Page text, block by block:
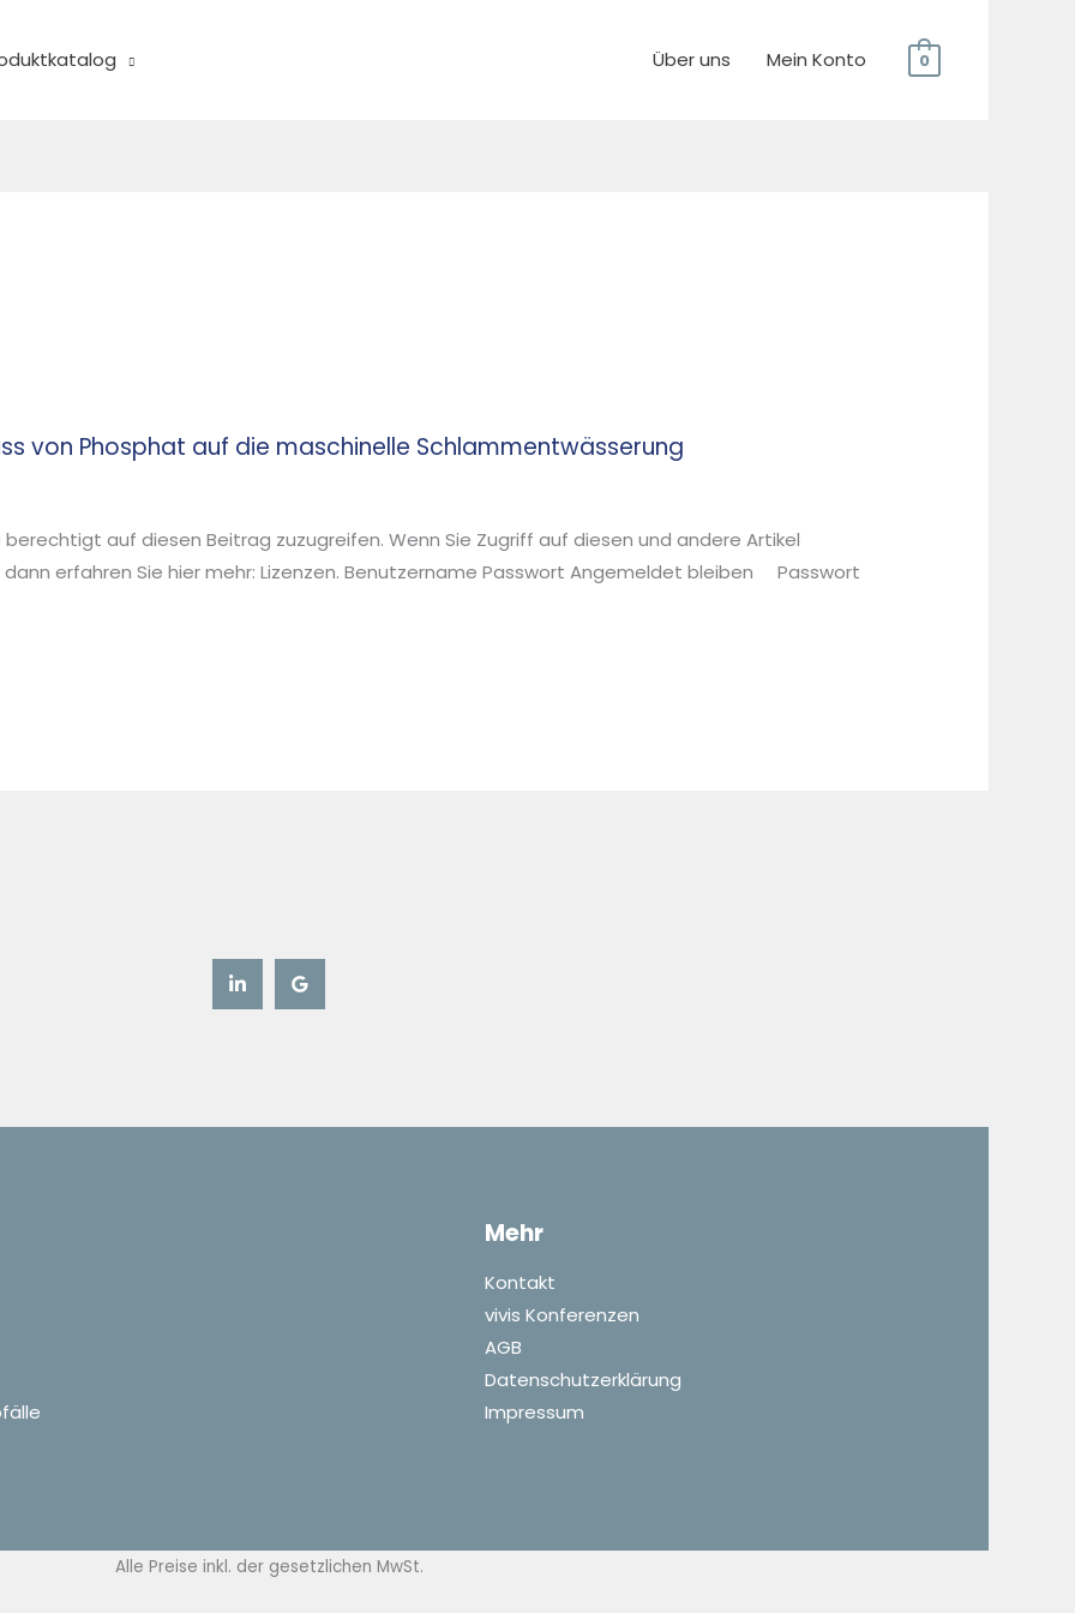
Über uns Mein Konto 0
von Phosphat auf die maschinelle Schlammentwässerung
berechtigt auf diesen Beitrag zuzugreifen. Wenn Sie Zugriff auf diesen und andere Artikel
erfahren Sie hier mehr: Lizenzen. Benutzername Passwort Angemeldet bleiben Passwort
Mehr
Kontakt
vivis Konferenzen
AGB
Datenschutzerklärung
Impressum
Alle Preise inkl. der gesetzlichen MwSt.